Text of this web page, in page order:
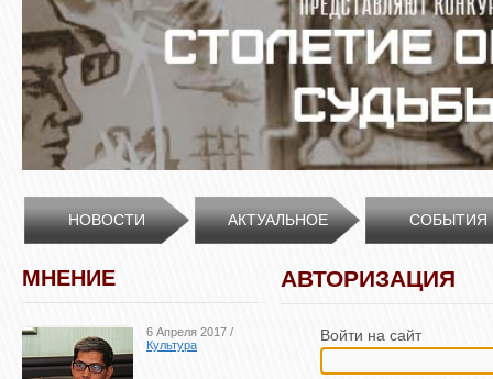
НОВОСТИ АКТУАЛЬНОЕ СОБЫТИЯ
МНЕНИЕ
6 Апреля 2017 /
Культура
АВТОРИЗАЦИЯ
Войти на сайт